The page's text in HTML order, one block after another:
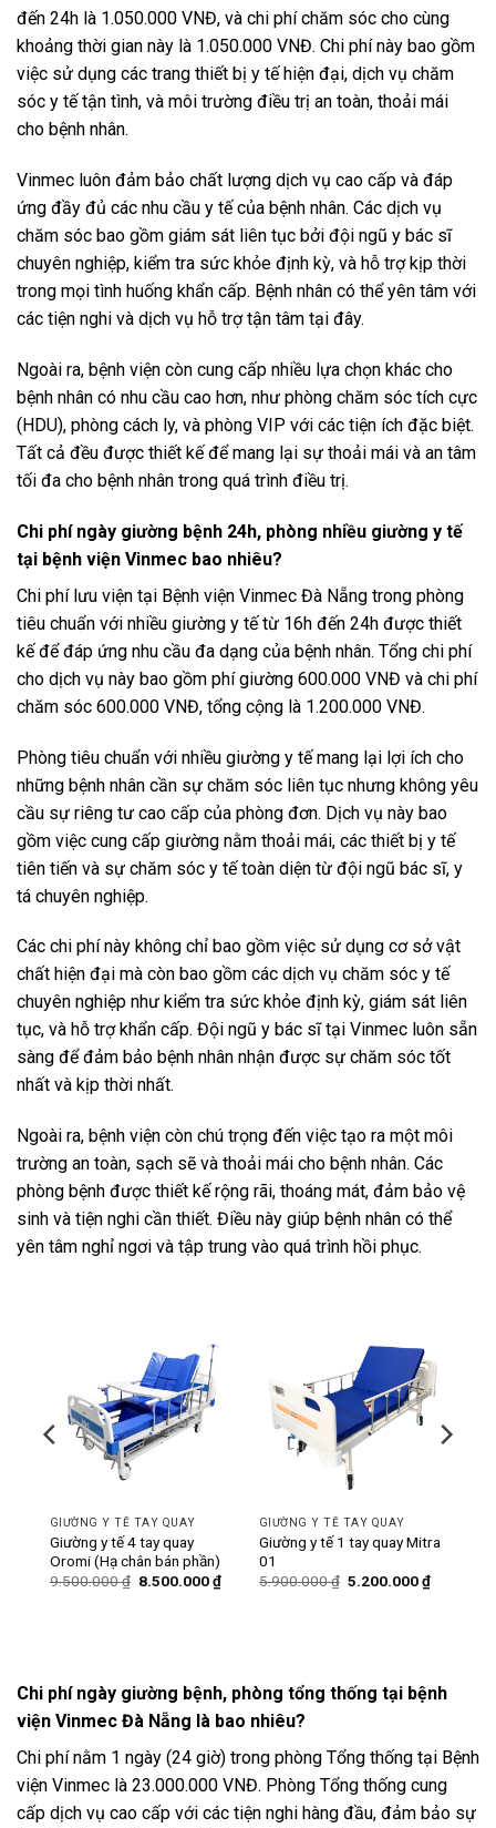
đến 24h là 1.050.000 VNĐ, và chi phí chăm sóc cho cùng
khoảng thời gian này là 1.050.000 VNĐ. Chi phí này bao gồm
việc sử dụng các trang thiết bị y tế hiện đại, dịch vụ chăm
sóc y tế tận tình, và môi trường điều trị an toàn, thoải mái
cho bệnh nhân.
Vinmec luôn đảm bảo chất lượng dịch vụ cao cấp và đáp
ứng đầy đủ các nhu cầu y tế của bệnh nhân. Các dịch vụ
chăm sóc bao gồm giám sát liên tục bởi đội ngũ y bác sĩ
chuyên nghiệp, kiểm tra sức khỏe định kỳ, và hỗ trợ kịp thời
trong mọi tình huống khẩn cấp. Bệnh nhân có thể yên tâm với
các tiện nghi và dịch vụ hỗ trợ tận tâm tại đây.
Ngoài ra, bệnh viện còn cung cấp nhiều lựa chọn khác cho
bệnh nhân có nhu cầu cao hơn, như phòng chăm sóc tích cực
(HDU), phòng cách ly, và phòng VIP với các tiện ích đặc biệt.
Tất cả đều được thiết kế để mang lại sự thoải mái và an tâm
tối đa cho bệnh nhân trong quá trình điều trị.
Chi phí ngày giường bệnh 24h, phòng nhiều giường y tế
tại bệnh viện Vinmec bao nhiêu?
Chi phí lưu viện tại Bệnh viện Vinmec Đà Nẵng trong phòng
tiêu chuẩn với nhiều giường y tế từ 16h đến 24h được thiết
kế để đáp ứng nhu cầu đa dạng của bệnh nhân. Tổng chi phí
cho dịch vụ này bao gồm phí giường 600.000 VNĐ và chi phí
chăm sóc 600.000 VNĐ, tổng cộng là 1.200.000 VNĐ.
Phòng tiêu chuẩn với nhiều giường y tế mang lại lợi ích cho
những bệnh nhân cần sự chăm sóc liên tục nhưng không yêu
cầu sự riêng tư cao cấp của phòng đơn. Dịch vụ này bao
gồm việc cung cấp giường nằm thoải mái, các thiết bị y tế
tiên tiến và sự chăm sóc y tế toàn diện từ đội ngũ bác sĩ, y
tá chuyên nghiệp.
Các chi phí này không chỉ bao gồm việc sử dụng cơ sở vật
chất hiện đại mà còn bao gồm các dịch vụ chăm sóc y tế
chuyên nghiệp như kiểm tra sức khỏe định kỳ, giám sát liên
tục, và hỗ trợ khẩn cấp. Đội ngũ y bác sĩ tại Vinmec luôn sẵn
sàng để đảm bảo bệnh nhân nhận được sự chăm sóc tốt
nhất và kịp thời nhất.
Ngoài ra, bệnh viện còn chú trọng đến việc tạo ra một môi
trường an toàn, sạch sẽ và thoải mái cho bệnh nhân. Các
phòng bệnh được thiết kế rộng rãi, thoáng mát, đảm bảo vệ
sinh và tiện nghi cần thiết. Điều này giúp bệnh nhân có thể
yên tâm nghỉ ngơi và tập trung vào quá trình hồi phục.
GIƯỜNG Y TẾ TAY QUAY
Giường y tế 4 tay quay
Oromi (Hạ chân bán phần)
9.500.000₫ Giá
8.500.000₫Giá
hiện
GIƯỜNG Y TẾ TAY QUAY
Giường y tế 1 tay quay Mitra
01
5.900.000₫ Giá
5.200.000₫Giá
hiện
Chi phí ngày giường bệnh, phòng tổng thống tại bệnh
viện Vinmec Đà Nẵng là bao nhiêu?
Chi phí nằm 1 ngày (24 giờ) trong phòng Tổng thống tại Bệnh
viện Vinmec là 23.000.000 VNĐ. Phòng Tổng thống cung
cấp dịch vụ cao cấp với các tiện nghi hàng đầu, đảm bảo sự